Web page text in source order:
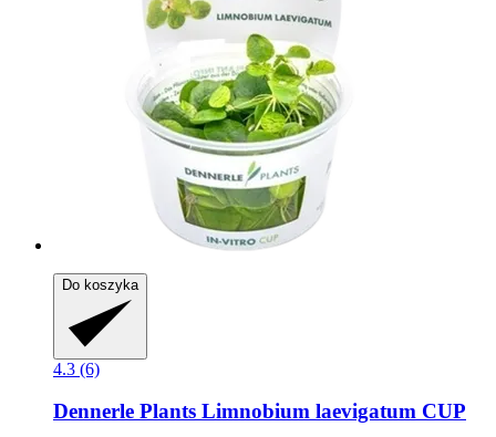
Do koszyka
4.3 (6)
Dennerle Plants Limnobium laevigatum CUP